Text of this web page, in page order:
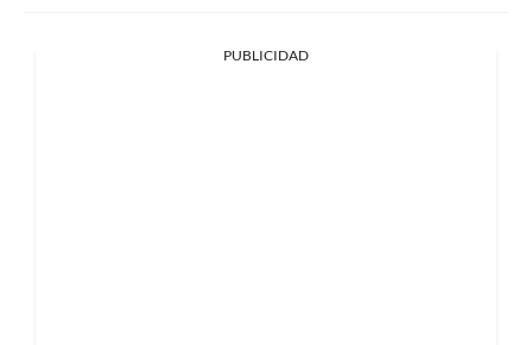
PUBLICIDAD